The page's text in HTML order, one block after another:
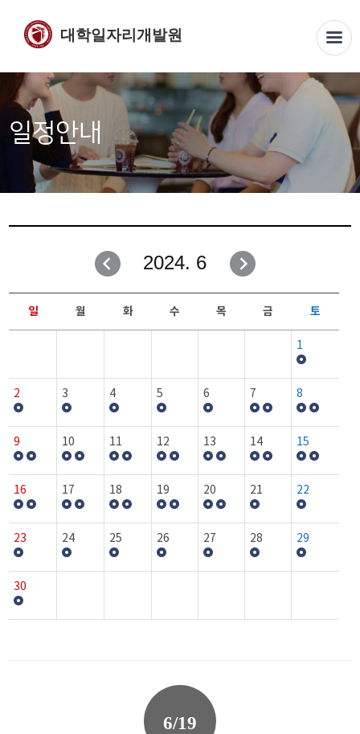
대학일자리개발원
일정안내
2024. 6
일 월 화 수 목 금 토
1
2 3 4 5 6 7 8
9 10 11 12 13 14 15
16 17 18 19 20 21 22
23 24 25 26 27 28 29
30
6/19